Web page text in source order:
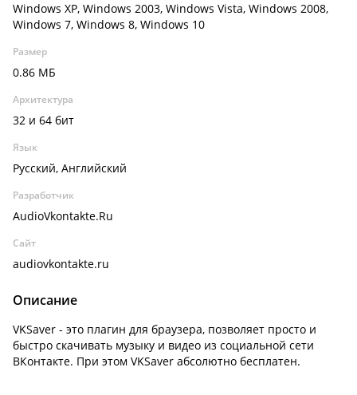
Windows XP, Windows 2003, Windows Vista, Windows 2008,
Windows 7, Windows 8, Windows 10
Размер
0.86 МБ
Архитектура
32 и 64 бит
Язык
Русский, Английский
Разработчик
AudioVkontakte.Ru
Сайт
audiovkontakte.ru
Описание
VKSaver - это плагин для браузера, позволяет просто и
быстро скачивать музыку и видео из социальной сети
ВКонтакте. При этом VKSaver абсолютно бесплатен.